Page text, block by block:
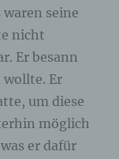
seine
nicht
Er besann
wollte. Er
um diese
möglich
er dafür